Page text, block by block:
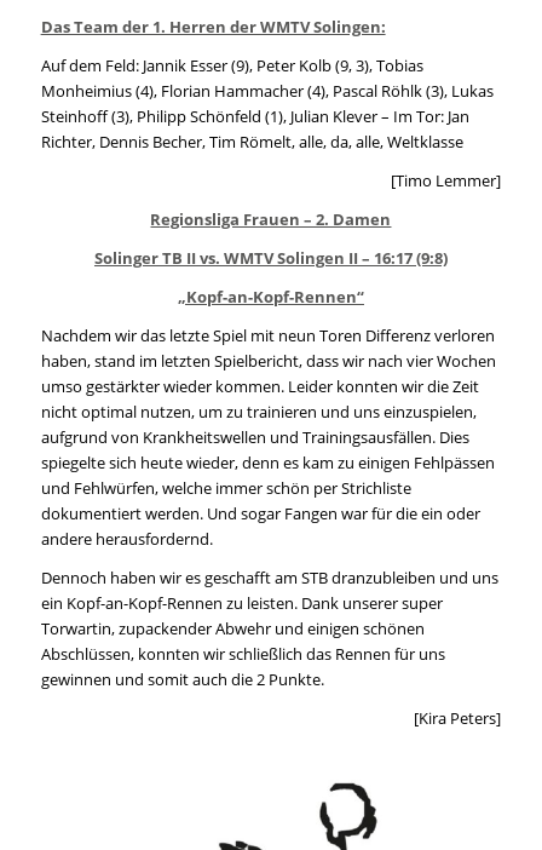
Das Team der 1. Herren der WMTV Solingen:
Auf dem Feld: Jannik Esser (9), Peter Kolb (9, 3), Tobias
Monheimius (4), Florian Hammacher (4), Pascal Röhlk (3), Lukas
Steinhoff (3), Philipp Schönfeld (1), Julian Klever – Im Tor: Jan
Richter, Dennis Becher, Tim Römelt, alle, da, alle, Weltklasse
[Timo Lemmer]
Regionsliga Frauen – 2. Damen
Solinger TB II vs. WMTV Solingen II – 16:17 (9:8)
„Kopf-an-Kopf-Rennen“
Nachdem wir das letzte Spiel mit neun Toren Differenz verloren
haben, stand im letzten Spielbericht, dass wir nach vier Wochen
umso gestärkter wieder kommen. Leider konnten wir die Zeit
nicht optimal nutzen, um zu trainieren und uns einzuspielen,
aufgrund von Krankheitswellen und Trainingsausfällen. Dies
spiegelte sich heute wieder, denn es kam zu einigen Fehlpässen
und Fehlwürfen, welche immer schön per Strichliste
dokumentiert werden. Und sogar Fangen war für die ein oder
andere herausfordernd.
Dennoch haben wir es geschafft am STB dranzubleiben und uns
ein Kopf-an-Kopf-Rennen zu leisten. Dank unserer super
Torwartin, zupackender Abwehr und einigen schönen
Abschlüssen, konnten wir schließlich das Rennen für uns
gewinnen und somit auch die 2 Punkte.
[Kira Peters]